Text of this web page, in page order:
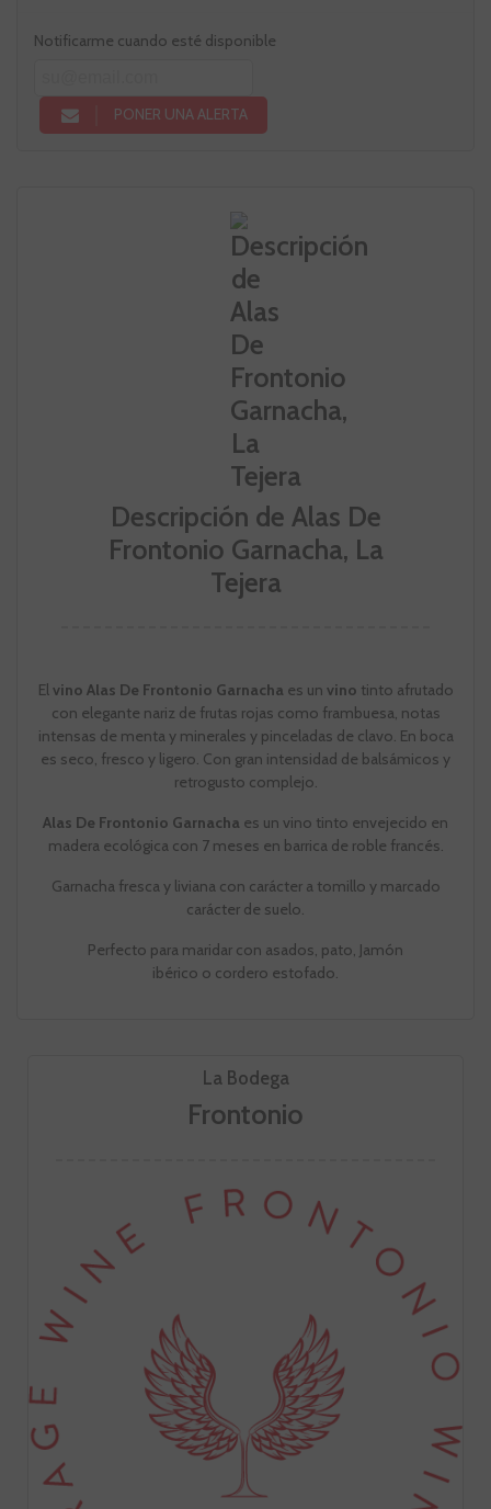
La Bodega
Frontonio
Notificarme cuando esté disponible
PONER UNA ALERTA
Descripción de Alas De
Frontonio Garnacha, La
Tejera
Elvino Alas De Frontonio Garnacha es un vino tinto afrutado
con elegante nariz de frutas rojas como frambuesa, notas
intensas de menta y minerales y pinceladas de clavo. En boca
es seco, fresco y ligero. Con gran intensidad de balsámicos y
retrogusto complejo.
Alas De Frontonio Garnacha es un vino tinto envejecido en
madera ecológica con 7 meses en barrica de roble francés.
Garnacha fresca y liviana con carácter a tomillo y marcado
carácter de suelo.
Perfecto para maridar con asados, pato, Jamón
ibérico o cordero estofado.